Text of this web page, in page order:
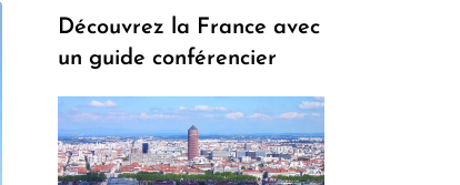
Découvrez la France avec
un guide conférencier